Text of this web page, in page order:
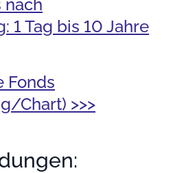
nach
1 Tag bis 10 Jahre
Fonds
Chart) >>>